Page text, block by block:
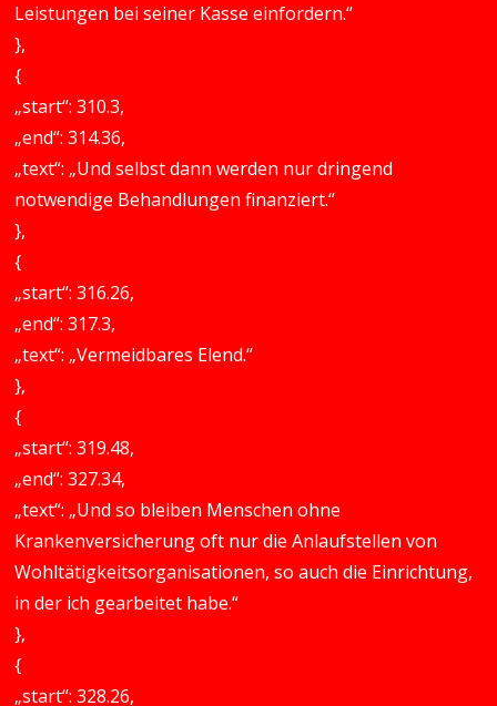
Leistungen bei seiner Kasse einfordern.“
},
{
„start“: 310.3,
„end“: 314.36,
„text“: „Und selbst dann werden nur dringend
notwendige Behandlungen finanziert.“
},
{
„start“: 316.26,
„end“: 317.3,
„text“: „Vermeidbares Elend.“
},
{
„start“: 319.48,
„end“: 327.34,
„text“: „Und so bleiben Menschen ohne
Krankenversicherung oft nur die Anlaufstellen von
Wohltätigkeitsorganisationen, so auch die Einrichtung,
in der ich gearbeitet habe.“
},
{
„start“: 328.26,